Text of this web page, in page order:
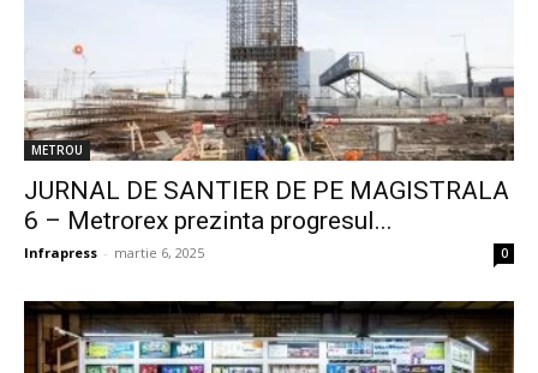
METROU
JURNAL DE SANTIER DE PE MAGISTRALA
6 – Metrorex prezinta progresul...
Infrapress - martie 6, 2025 0